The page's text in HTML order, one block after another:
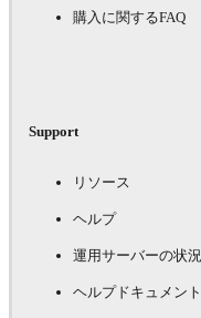
購入に関するFAQ
Support
リソース
ヘルプ
運用サーバーの状況
ヘルプドキュメント